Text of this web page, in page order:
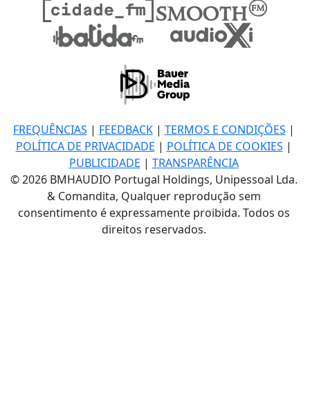
FREQUÊNCIAS | FEEDBACK| TERMOS E CONDIÇÕES |
POLÍTICA DE PRIVACIDADE | POLÍTICA DE COOKIES |
PUBLICIDADE | TRANSPARÊNCIA
© 2026 BMHAUDIO Portugal Holdings, Unipessoal Lda.
& Comandita, Qualquer reprodução sem
consentimento é expressamente proibida. Todos os
direitos reservados.